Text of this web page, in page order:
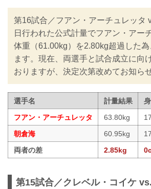
第16試合／フアン・アーチュレッタ
日行われた公式計量でフアン・アー
体重（61.00kg）を2.80kg超過した為
ます。現在、両選手と試合成立に向
おりますが、決定次第改めてお知ら
選手名 計量結果
フアン・アーチュレッタ
63.80kg
朝倉海
60.95kg
両者の差
2.85kg
第15試合／クレベル・コイケ